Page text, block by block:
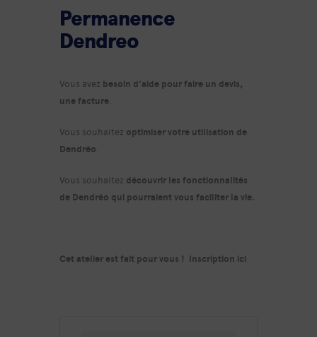
Permanence
Dendreo
Vous avez besoin d’aide pour faire un devis,
une facture
Vous souhaitez optimiser votre utilisation de
Dendréo
Vous souhaitez découvrir les fonctionnalités
de Dendréo qui pourraient vous faciliter la vie.
Cet atelier est fait pour vous ! Inscription ici